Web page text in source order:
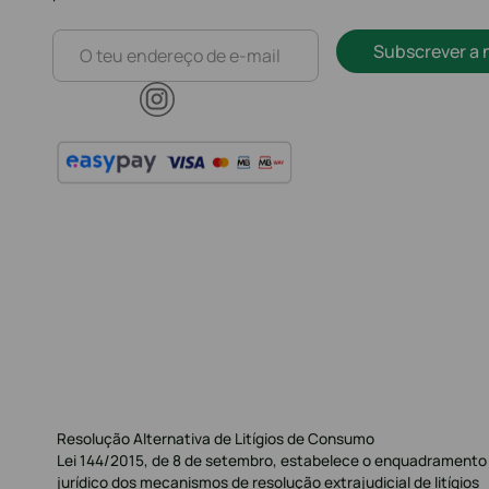
Subscrever a
Resolução Alternativa de Litígios de Consumo
Lei 144/2015, de 8 de setembro, estabelece o enquadramento
jurídico dos mecanismos de resolução extrajudicial de litígios